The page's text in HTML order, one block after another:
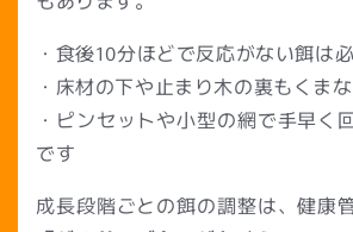
・食後10分ほどで反応がない餌は
・床材の下や止まり木の裏もくま
・ピンセットや小型の網で手早く
です
成長段階ごとの餌の調整は、健康